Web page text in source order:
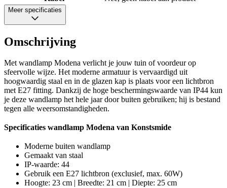
Meer specificaties
Omschrijving
Met wandlamp Modena verlicht je jouw tuin of voordeur op
sfeervolle wijze. Het moderne armatuur is vervaardigd uit
hoogwaardig staal en in de glazen kap is plaats voor een lichtbron
met E27 fitting. Dankzij de hoge beschermingswaarde van IP44 kun
je deze wandlamp het hele jaar door buiten gebruiken; hij is bestand
tegen alle weersomstandigheden.
Specificaties wandlamp Modena van Konstsmide
Moderne buiten wandlamp
Gemaakt van staal
IP-waarde: 44
Gebruik een E27 lichtbron (exclusief, max. 60W)
Hoogte: 23 cm | Breedte: 21 cm | Diepte: 25 cm